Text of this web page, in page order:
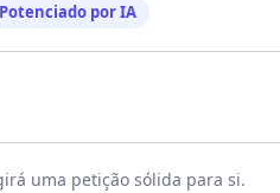
Potenciado por IA
uma petição sólida para si.